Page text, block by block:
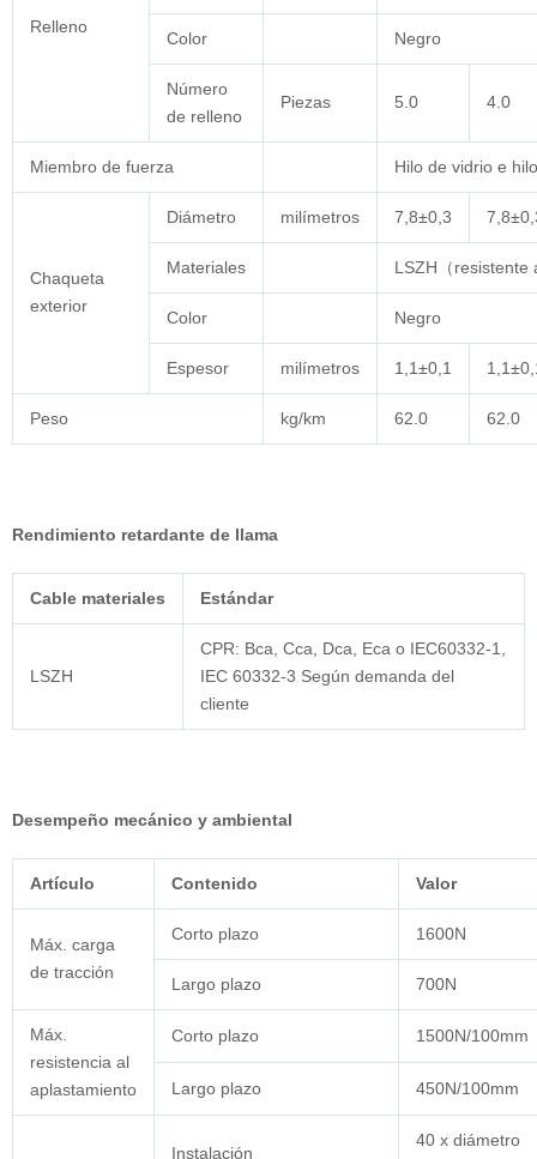
Relleno
Color Negro
Número
de relleno
Piezas 5.0 4.0
Miembro de fuerza Hilo de vidrio e
Chaqueta
exterior
Diámetro milímetros 7,8±0,3
Materiales LSZH（resistente
Color Negro
Espesor milímetros 1,1±0,1
Peso kg/km 62.0 62.0
Rendimiento retardante de llama
Cable materiales Estándar
LSZH
CPR: Bca, Cca, Dca, Eca o IEC60332-1,
IEC 60332-3 Según demanda del
cliente
Desempeño mecánico y ambiental
Artículo Contenido Valor
Máx. carga
de tracción
Corto plazo 1600N
Largo plazo 700N
Máx.
resistencia al
aplastamiento
Corto plazo 1500N/100mm
Largo plazo 450N/100mm
Instalación
40 x diámetro